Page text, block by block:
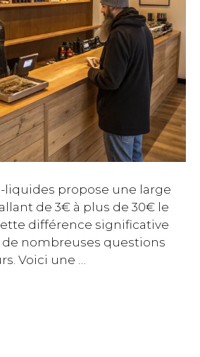
liquides propose une large
de 3€ à plus de 30€ le
différence significative
de nombreuses questions
Voici une …